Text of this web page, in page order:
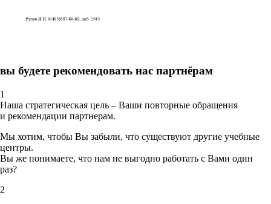
вы будете рекомендовать нас партнёрам
1
Наша стратегическая цель – Ваши повторные обращения
и рекомендации партнерам.
Мы хотим, чтобы Вы забыли, что существуют другие учебные
центры.
Вы же понимаете, что нам не выгодно работать с Вами один
раз?
2